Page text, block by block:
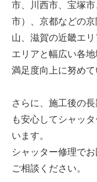
市、川西市、宝塚
市）、京都などの
山、滋賀の近畿エ
エリアと幅広い各
満足度向上に努めて
さらに、施工後の
も安心してシャッ
います。
シャッター修理で
ご相談ください。